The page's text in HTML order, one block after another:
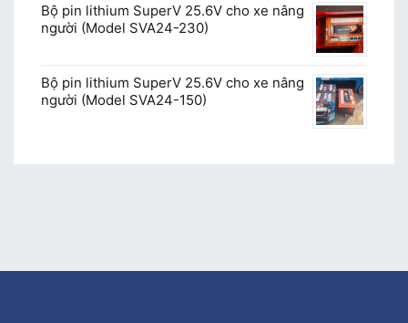
Bộ pin lithium SuperV 25.6V cho xe nâng
người (Model SVA24-230)
Bộ pin lithium SuperV 25.6V cho xe nâng
người (Model SVA24-150)